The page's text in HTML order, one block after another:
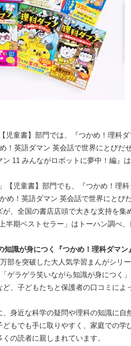
児童書】部門では、『つかめ！理科
！英語ダマン 英会話で世界にとびだ
11 みんながロボットに夢中！編』
【児童書】部門でも、『つかめ！理
め！英語ダマン 英会話で世界にとび
、全国の書店店頭で大きな支持を集
半期ベストセラー」はトーハン調べ
識が身につく『つかめ！理科ダマン』
部を突破した大人気学習まんがシリ
ゲラゲラ笑いながら知識が身につく
、子どもたちと保護者の口コミによ
身近な科学の疑問や理科の知識に自
もでも手に取りやすく、家庭での学
の読者に親しまれています。